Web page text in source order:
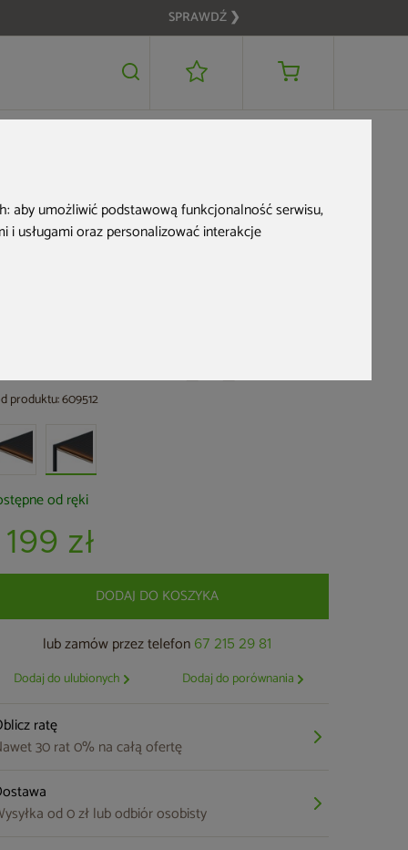
aby umożliwić podstawową funkcjonalność serwisu,
i usługami oraz personalizować interakcje
SPRAWDŹ ❯
1 199 zł DODAJ DO KOSZYKA
Alu 4x4 m
produktu: 609512
od ręki
199 zł
DODAJ DO KOSZYKA
lub zamów przez telefon 67 215 29 81
Dodaj do ulubionych Dodaj do porównania
ratę
30 rat 0% na całą ofertę
od 0 zł lub odbiór osobisty